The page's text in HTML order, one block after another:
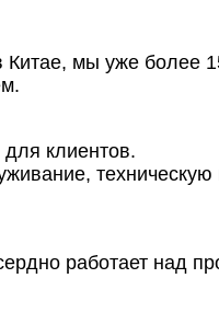
мы уже более
для клиентов.
работает над